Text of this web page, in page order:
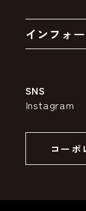
卸販売・大量
アウトレット
お支払いについ
インフォ
特定商取引法の
SSLサーバー
SNS
Instagram
コーポ